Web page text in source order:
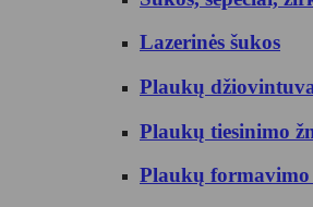
Lazerinės šukos
Plaukų
Plaukų tiesinimo
Plaukų formavimo